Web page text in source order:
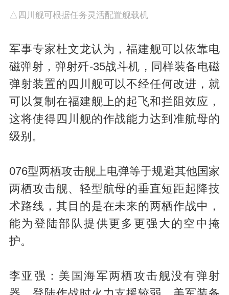
△四川舰可根据任务灵活配置舰载机
军事专家杜文龙认为，福建舰可以依靠电
磁弹射，弹射歼-35战斗机，同样装备电磁
弹射装置的四川舰可以不经任何改进，就
可以复制在福建舰上的起飞和拦阻效应，
这将使得四川舰的作战能力达到准航母的
级别。
076型两栖攻击舰上电弹等于规避其他国家
两栖攻击舰、轻型航母的垂直短距起降技
术路线，其目的是在未来的两栖作战中，
能为登陆部队提供更多更强大的空中掩
护。
李亚强：美国海军两栖攻击舰没有弹射